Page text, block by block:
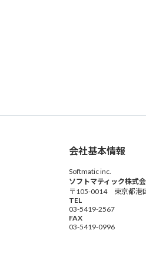
会社基本情報
Softmatic inc.
ソフトマティック株式
〒105-0014 東京都港
TEL
03-5419-2567
FAX
03-5419-0996